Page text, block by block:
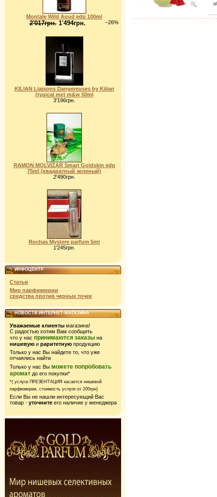
Montale Wild Aoud edp 100ml
–26%
2'017грн.1'494грн.
KILIAN Liaisons Dangereuses by Kilian
(typical me) m&w 50ml
3'196грн.
RAMON MOLVIZAR Smart Goldskin edp
75ml (квадратный зеленый)
2'490грн.
Rochas Mystere parfum 5ml
1'245грн.
ИНФОЦЕНТР
Статьи
Мир парфюмерии
средства против черных точек
НОВОСТИ ИНТЕРНЕТ-МАГАЗИНА
Уважаемые клиенты магазина!
С радостью хотим Вам сообщить
что у нас принимаются заказы на
нишевую и раритетную продукцию
Только у нас Вы найдете то, что уже
отчаялись найти
Только у нас Вы можете попробовать
аромат до его покупки*
*( услуга ПРЕЗЕНТАЦИЯ касается нишевой
парфюмерии, стоимость услуги от 200грн)
Если Вы не нашли интересующий Вас
товар - уточните его наличие у менеджера